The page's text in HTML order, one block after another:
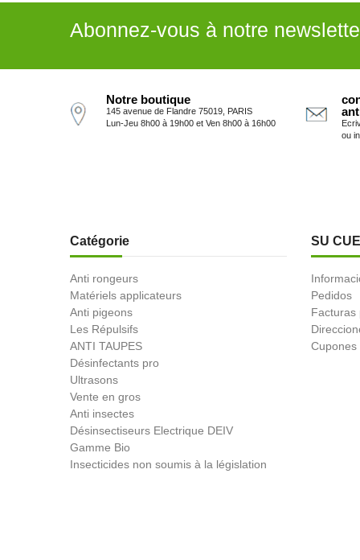
Abonnez-vous à notre
Notre boutique
145 avenue de Flandre 75019, PARIS
Lun-Jeu 8h00 à 19h00 et Ven 8h00 à 16h00
ou
Catégorie
Anti rongeurs
Matériels applicateurs
Anti pigeons
Les Répulsifs
ANTI TAUPES
Désinfectants pro
Ultrasons
Vente en gros
Anti insectes
Désinsectiseurs Electrique DEIV
Gamme Bio
Insecticides non soumis à la législation
SU
Pedidos
Facturas
Cupones